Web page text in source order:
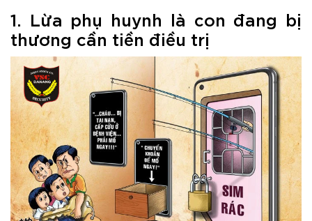
1. Lừa phụ huynh là con đang bị
thương cần tiền điều trị